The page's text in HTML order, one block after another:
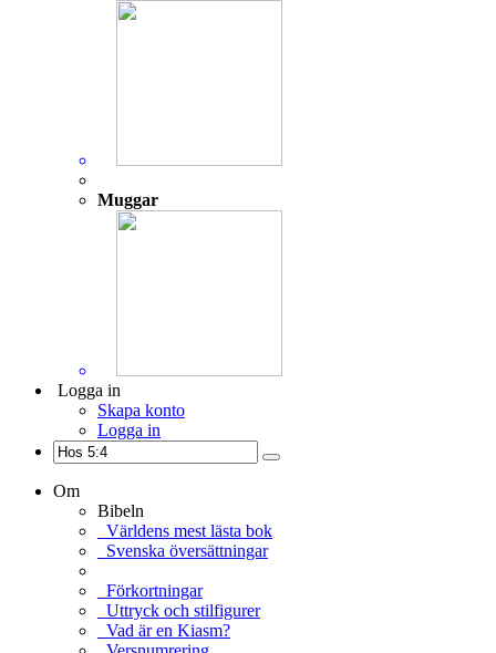
Muggar
Logga in
Skapa konto
Logga in
Om
Bibeln
Världens mest lästa bok
Svenska översättningar
Förkortningar
Uttryck och stilfigurer
Vad är en Kiasm?